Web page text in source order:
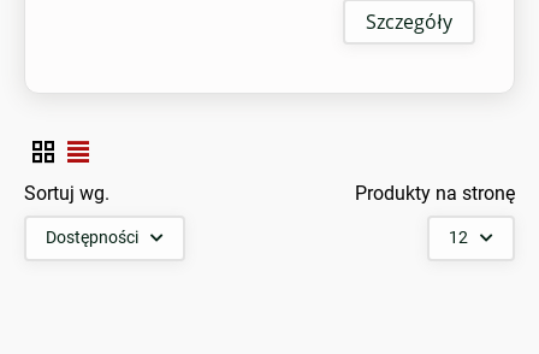
Szczegóły
Sortuj wg.
Dostępności 12
Produkty na stronę